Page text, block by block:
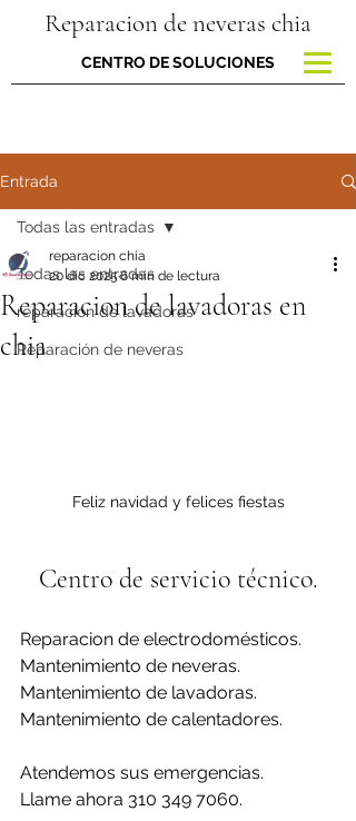
Reparacion de neveras chia
CENTRO DE SOLUCIONES
Entrada
Todas las entradas
reparacion de lavadoras
Reparación de neveras
Todas las entradas
Reparacion de lavadoras en
chia
reparacion chia
20 dic 20256 min de lectura
Feliz navidad y felices fiestas
Centro de servicio técnico.
Reparacion de electrodomésticos.
Mantenimiento de neveras.
Mantenimiento de lavadoras.
Mantenimiento de calentadores.
Atendemos sus emergencias.
Llame ahora 310 349 7060.